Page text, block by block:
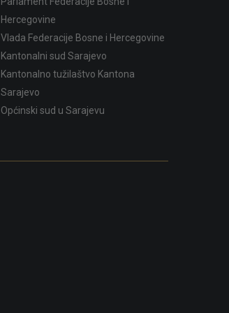
Hercegovine
Vlada Federacije Bosne i Hercegovine
Kantonalni sud Sarajevo
Kantonalno tužilaštvo Kantona
Sarajevo
Općinski sud u Sarajevu